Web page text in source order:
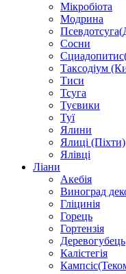
Мікробіота
Модрина
Сосни
Таксодіум
Тиси
Тсуга
Туєвики
Туї
Ялини
Ялиці (Піхти)
Ялівці
Ліани
Акебія
Виноград
Гліцинія
Горець
Гортензія
Деревогубець
Калістегія